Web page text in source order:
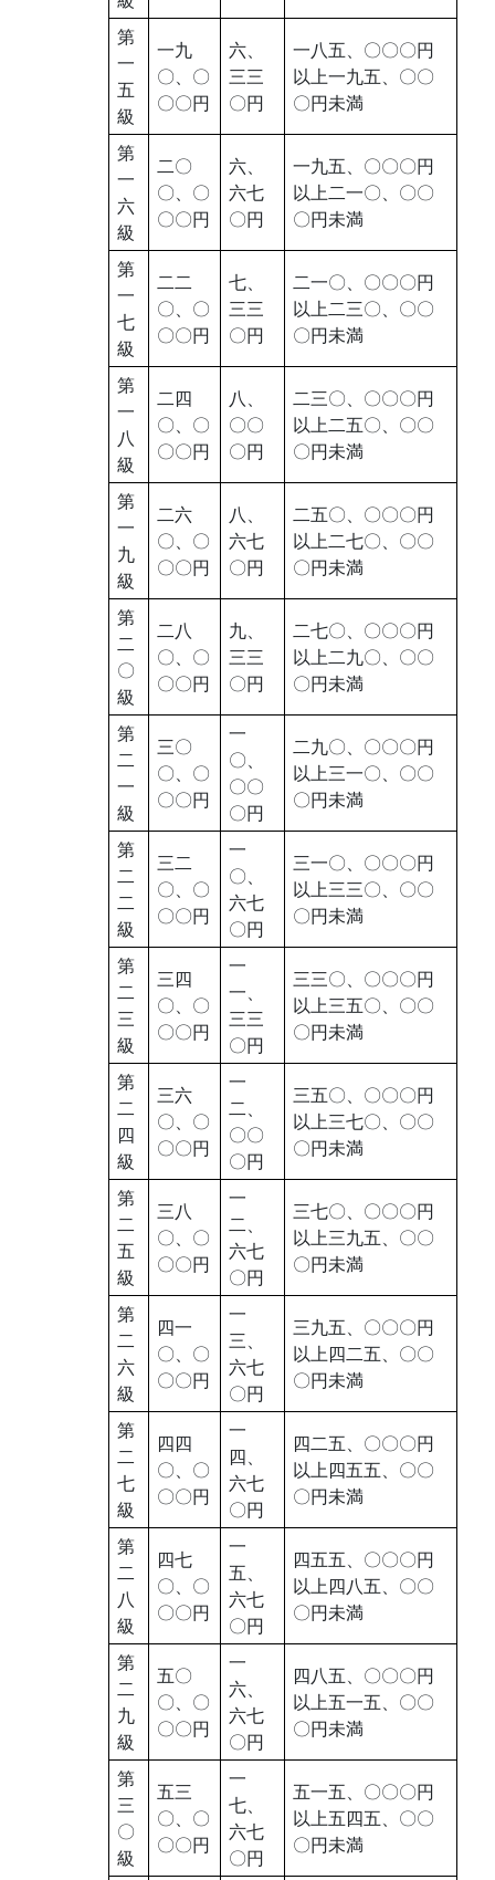
第
一
五
級
一九
〇、〇
〇〇円
六、
三三
〇円
一八五、〇〇〇円
以上一九五、〇〇
〇円未満
第
一
六
級
二〇
〇、〇
〇〇円
六、
六七
〇円
一九五、〇〇〇円
以上二一〇、〇〇
〇円未満
第
一
七
級
二二
〇、〇
〇〇円
七、
三三
〇円
二一〇、〇〇〇円
以上二三〇、〇〇
〇円未満
第
一
八
級
二四
〇、〇
〇〇円
八、
〇〇
〇円
二三〇、〇〇〇円
以上二五〇、〇〇
〇円未満
第
一
九
級
二六
〇、〇
〇〇円
八、
六七
〇円
二五〇、〇〇〇円
以上二七〇、〇〇
〇円未満
第
二
〇
級
二八
〇、〇
〇〇円
九、
三三
〇円
二七〇、〇〇〇円
以上二九〇、〇〇
〇円未満
第
二
一
級
三〇
〇、〇
〇〇円
一
〇、
〇〇
〇円
二九〇、〇〇〇円
以上三一〇、〇〇
〇円未満
第
二
二
級
三二
〇、〇
〇〇円
一
〇、
六七
〇円
三一〇、〇〇〇円
以上三三〇、〇〇
〇円未満
第
二
三
級
三四
〇、〇
〇〇円
一
一、
三三
〇円
三三〇、〇〇〇円
以上三五〇、〇〇
〇円未満
第
二
四
級
三六
〇、〇
〇〇円
一
二、
〇〇
〇円
三五〇、〇〇〇円
以上三七〇、〇〇
〇円未満
第
二
五
級
三八
〇、〇
〇〇円
一
二、
六七
〇円
三七〇、〇〇〇円
以上三九五、〇〇
〇円未満
第
二
六
級
四一
〇、〇
〇〇円
一
三、
六七
〇円
三九五、〇〇〇円
以上四二五、〇〇
〇円未満
第
二
七
級
四四
〇、〇
〇〇円
一
四、
六七
〇円
四二五、〇〇〇円
以上四五五、〇〇
〇円未満
第
二
八
級
四七
〇、〇
〇〇円
一
五、
六七
〇円
四五五、〇〇〇円
以上四八五、〇〇
〇円未満
第
二
九
級
五〇
〇、〇
〇〇円
一
六、
六七
〇円
四八五、〇〇〇円
以上五一五、〇〇
〇円未満
第
三
〇
級
五三
〇、〇
〇〇円
一
七、
六七
〇円
五一五、〇〇〇円
以上五四五、〇〇
〇円未満